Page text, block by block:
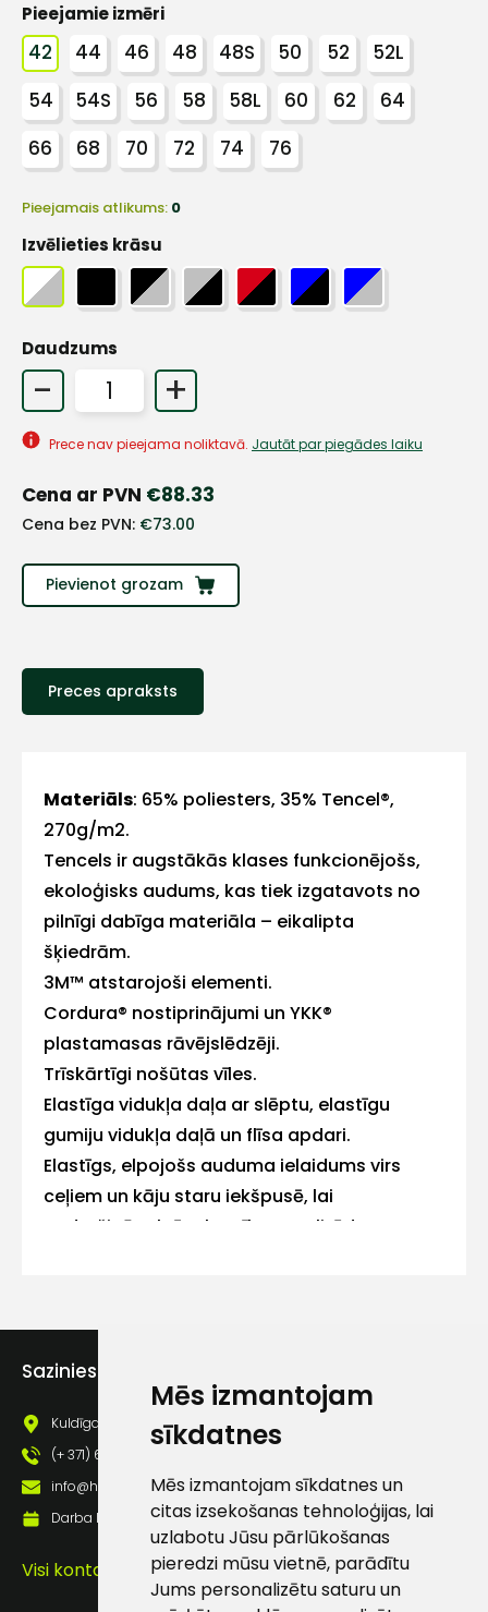
Mēs izmantojam
sīkdatnes
Mēs izmantojam sīkdatnes un
citas izsekošanas tehnoloģijas, lai
uzlabotu Jūsu pārlūkošanas
pieredzi mūsu vietnē, parādītu
Jums personalizētu saturu un
Pieejamie izmēri
42 44 46 48 48S 50 52
52L
54
54S 56 58 58L 60 62
64
66
68 70 72 74 76
Pieejamais atlikums: 0
Izvēlieties krāsu
Daudzums
- +
Prece nav pieejama noliktavā. Jautāt par piegādes laiku
Cena ar PVN €88.33
Cena bez PVN: €73.00
Pievienot grozam
Preces apraksts
Materiāls: 65% poliesters, 35% Tencel®,
270g/m2.
Tencels ir augstākās klases funkcionējošs,
ekoloģisks audums, kas tiek izgatavots no
pilnīgi dabīga materiāla – eikalipta
šķiedrām.
3M™ atstarojoši elementi.
Cordura® nostiprinājumi un YKK®
plastamasas rāvējslēdzēji.
Trīskārtīgi nošūtas vīles.
Elastīga vidukļa daļa ar slēptu, elastīgu
gumiju vidukļa daļā un flīsa apdari.
Elastīgs, elpojošs auduma ielaidums virs
ceļiem un kāju staru iekšpusē, lai
nodrošinātu brīvu kustību amplitūdu.
Izšūtas mazgāšanas un kopšanas ieteikuma
piktogrammas.
Pievienojami dažādi aksesuāri - instrumentu
kabatas, instrumentu jostas soma, āmura
cilpas kabata, "smartfona" kabata,
instrumentu somiņa.
Sazinies ar mums
Kuldīgas iela 69a, Saldus, Saldus nov., LV - 3801
(+ 371) 63 881 186
info@hards.lv
Darba laiks: Darbadienās: 8:00 - 17:00
Visi kontakti
ar
Kontakttālrunis
Ziņojums
lietošanas noteikumiem
Klientu
atbalsts
Darbdienās:
8:00 – 17:00
(+371) 63 881
+